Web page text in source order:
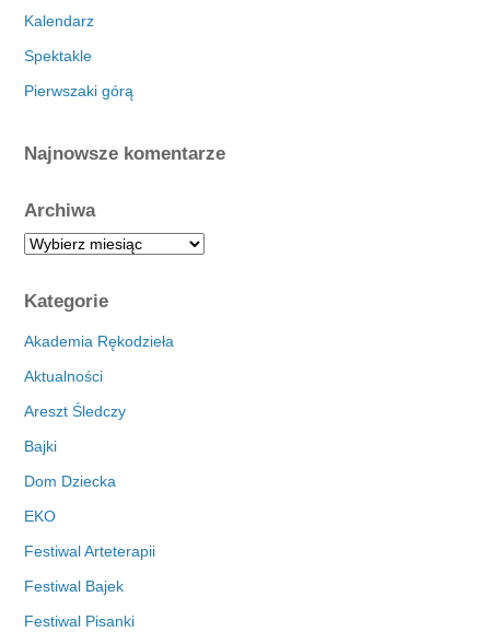
Kalendarz
Spektakle
Pierwszaki górą
Najnowsze komentarze
Archiwa
A
c
h
i
a
Kategorie
Akademia Rękodzieła
Aktualności
Areszt Śledczy
Bajki
Dom Dziecka
EKO
Festiwal Arteterapii
Festiwal Bajek
Festiwal Pisanki